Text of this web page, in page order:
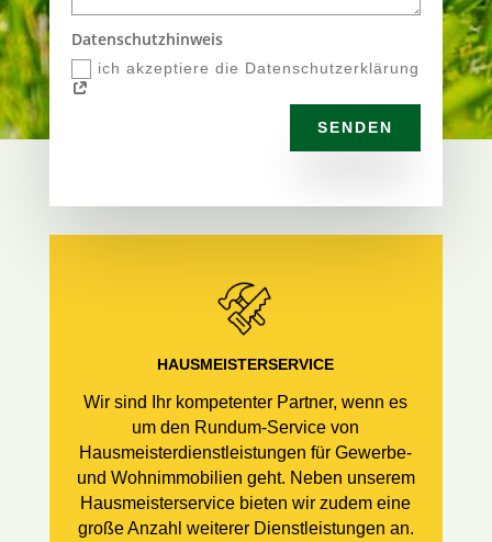
Datenschutzhinweis
ich akzeptiere die Datenschutzerklärung
SENDEN
HAUSMEISTERSERVICE
Wir sind Ihr kompetenter Partner, wenn es
um den Rundum-Service von
Hausmeisterdienstleistungen für Gewerbe-
und Wohnimmobilien geht. Neben unserem
Hausmeisterservice bieten wir zudem eine
große Anzahl weiterer Dienstleistungen an.